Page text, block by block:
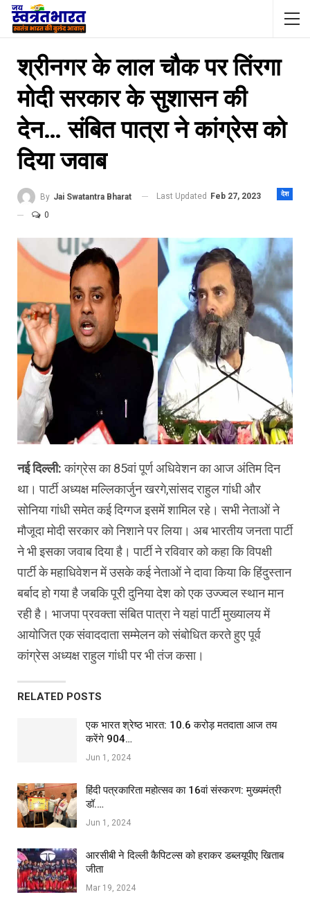
श्रीनगर के लाल चौक पर तिंरगा
मोदी सरकार के सुशासन की
देन… संबित पात्रा ने कांग्रेस को
दिया जवाब
देश
By Jai Swatantra Bharat Last Updated
Feb 27, 2023
0
नई दिल्ली:कांग्रेस का 85वां पूर्ण अधिवेशन का आज अंतिम दिन
था। पार्टी अध्यक्ष मल्लिकार्जुन खरगे,सांसद राहुल गांधी और
सोनिया गांधी समेत कई दिग्गज इसमें शामिल रहे। सभी नेताओं ने
मौजूदा मोदी सरकार को निशाने पर लिया। अब भारतीय जनता पार्टी
ने भी इसका जवाब दिया है। पार्टी ने रविवार को कहा कि विपक्षी
पार्टी के महाधिवेशन में उसके कई नेताओं ने दावा किया कि हिंदुस्तान
बर्बाद हो गया है जबकि पूरी दुनिया देश को एक उज्ज्वल स्थान मान
रही है। भाजपा प्रवक्ता संबित पात्रा ने यहां पार्टी मुख्यालय में
आयोजित एक संवाददाता सम्मेलन को संबोधित करते हुए पूर्व
कांग्रेस अध्यक्ष राहुल गांधी पर भी तंज कसा।
RELATED POSTS
एक भारत श्रेष्ठ भारत: 10.6 करोड़ मतदाता आज तय
करेंगे 904…
Jun 1, 2024
हिंदी पत्रकारिता महोत्सव का 16वां संस्करण: मुख्यमंत्री
डॉ.…
Jun 1, 2024
आरसीबी ने दिल्ली कैपिटल्स को हराकर डब्लयूपीए खिताब
जीता
Mar 19, 2024